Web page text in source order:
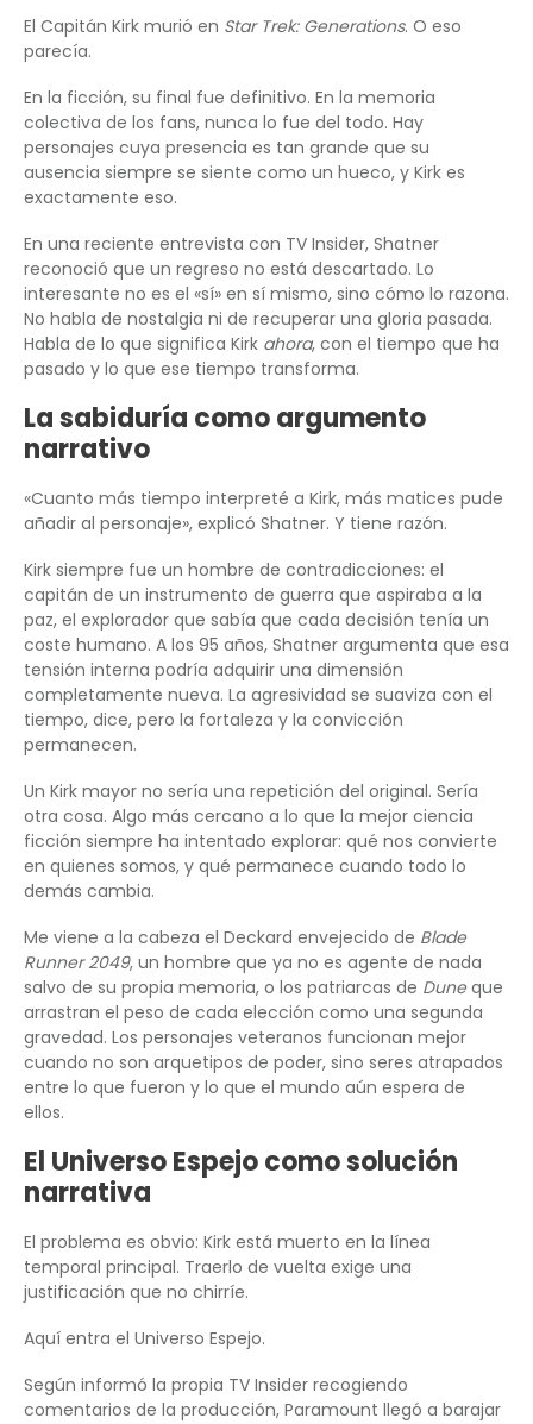
El Capitán Kirk murió en Star Trek: Generations. O eso
parecía.
En la ficción, su final fue definitivo. En la memoria
colectiva de los fans, nunca lo fue del todo. Hay
personajes cuya presencia es tan grande que su
ausencia siempre se siente como un hueco, y Kirk es
exactamente eso.
En una reciente entrevista con TV Insider, Shatner
reconoció que un regreso no está descartado. Lo
interesante no es el «sí» en sí mismo, sino cómo lo razona.
No habla de nostalgia ni de recuperar una gloria pasada.
Habla de lo que significa Kirk ahora, con el tiempo que ha
pasado y lo que ese tiempo transforma.
La sabiduría como argumento
narrativo
«Cuanto más tiempo interpreté a Kirk, más matices pude
añadir al personaje», explicó Shatner. Y tiene razón.
Kirk siempre fue un hombre de contradicciones: el
capitán de un instrumento de guerra que aspiraba a la
paz, el explorador que sabía que cada decisión tenía un
coste humano. A los 95 años, Shatner argumenta que esa
tensión interna podría adquirir una dimensión
completamente nueva. La agresividad se suaviza con el
tiempo, dice, pero la fortaleza y la convicción
permanecen.
Un Kirk mayor no sería una repetición del original. Sería
otra cosa. Algo más cercano a lo que la mejor ciencia
ficción siempre ha intentado explorar: qué nos convierte
en quienes somos, y qué permanece cuando todo lo
demás cambia.
Me viene a la cabeza el Deckard envejecido de Blade
Runner 2049, un hombre que ya no es agente de nada
salvo de su propia memoria, o los patriarcas de Duneque
arrastran el peso de cada elección como una segunda
gravedad. Los personajes veteranos funcionan mejor
cuando no son arquetipos de poder, sino seres atrapados
entre lo que fueron y lo que el mundo aún espera de
ellos.
El Universo Espejo como solución
narrativa
El problema es obvio: Kirk está muerto en la línea
temporal principal. Traerlo de vuelta exige una
justificación que no chirríe.
Aquí entra el Universo Espejo.
Según informó la propia TV Insider recogiendo
comentarios de la producción, Paramount llegó a barajar